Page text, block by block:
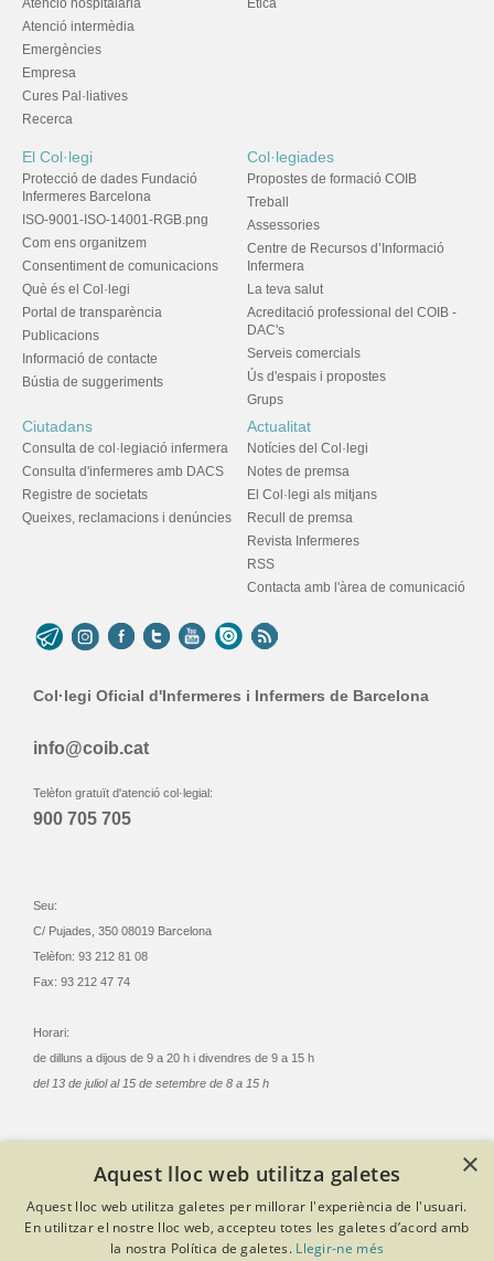
Atenció hospitalària
Atenció intermèdia
Emergències
Empresa
Cures Pal·liatives
Recerca
Ètica
El Col·legi
Protecció de dades Fundació
Infermeres Barcelona
ISO-9001-ISO-14001-RGB.png
Com ens organitzem
Consentiment de comunicacions
Què és el Col·legi
Portal de transparència
Publicacions
Informació de contacte
Bústia de suggeriments
Col·legiades
Propostes de formació COIB
Treball
Assessories
Centre de Recursos d’Informació
Infermera
La teva salut
Acreditació professional del COIB -
DAC's
Serveis comercials
Ús d'espais i propostes
Grups
Ciutadans
Consulta de col·legiació infermera
Consulta d'infermeres amb DACS
Registre de societats
Queixes, reclamacions i denúncies
Actualitat
Notícies del Col·legi
Notes de premsa
El Col·legi als mitjans
Recull de premsa
Revista Infermeres
RSS
Contacta amb l'àrea de comunicació
Col·legi Oficial d'Infermeres i Infermers de Barcelona
info@coib.cat
Telèfon gratuït d'atenció col·legial:
900 705 705
Seu:
C/ Pujades, 350 08019 Barcelona
Telèfon: 93 212 81 08
Fax: 93 212 47 74
Horari:
de dilluns a dijous de 9 a 20 h i divendres de 9 a 15 h
del 13 de juliol al 15 de setembre de 8 a 15 h
© Col·legi Oficial Infermeres i Infermers de Barcelona
Criteris de privacitat
Política de cookies
Avís legal
Política de protecció de dades
Política de qualitat
×
Aquest lloc web utilitza galetes
Aquest lloc web utilitza galetes per millorar l'experiència de l'usuari.
En utilitzar el nostre lloc web, accepteu totes les galetes d’acord amb
la nostra Política de galetes. Llegir-ne més